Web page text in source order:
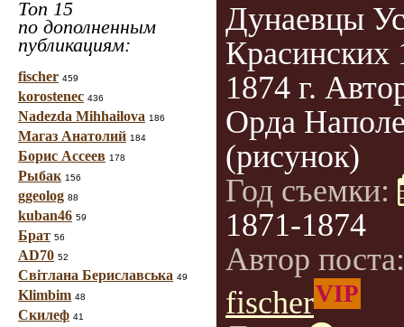
Топ 15
по дополненным
публикациям:
fischer 459
korostenec 436
Nadezda Mihhailova 186
Магаз Анатолий 184
Борис Ассеев 178
Рыбак 156
ggeolog 88
kuban46 59
Брат 56
AD70 52
Світлана Бериславська 49
Klimbim 48
Скилеф 41
Дунаевцы
Красинских
1874 г.
Орда
(рисунок)
Год съемки:
1871-1874
Автор
fischerVIP